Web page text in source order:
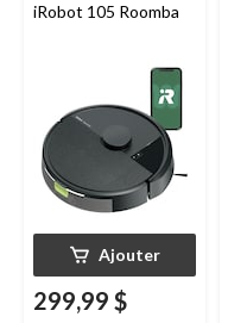
iRobot 105 Roomba
Ajouter
299,99 $